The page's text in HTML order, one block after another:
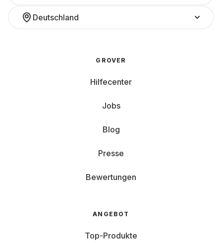
Deutschland
GROVER
Hilfecenter
Jobs
Blog
Presse
Bewertungen
ANGEBOT
Top-Produkte